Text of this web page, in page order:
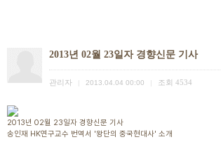
2013년 02월 23일자 경향신문 기사
관리자 2013.04.04 00:00 조회 4534
2013년 02월 23일자 경향신문 기사
송인재 HK연구교수 번역서 '왕단의 중국현대사' 소개